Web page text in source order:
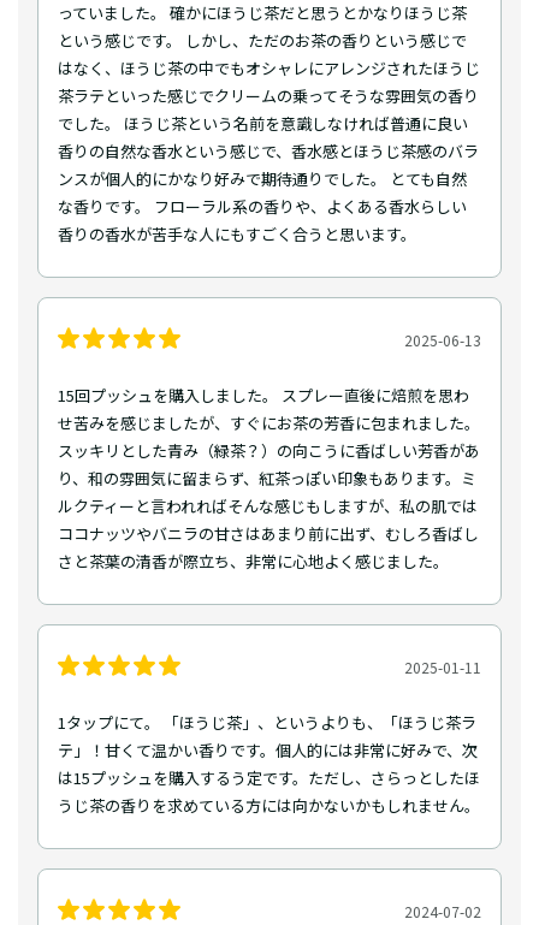
っていました。 確かにほうじ茶だと思うとかなりほうじ茶
という感じです。 しかし、ただのお茶の香りという感じで
はなく、ほうじ茶の中でもオシャレにアレンジされたほうじ
茶ラテといった感じでクリームの乗ってそうな雰囲気の香り
でした。 ほうじ茶という名前を意識しなければ普通に良い
香りの自然な香水という感じで、香水感とほうじ茶感のバラ
ンスが個人的にかなり好みで期待通りでした。 とても自然
な香りです。 フローラル系の香りや、よくある香水らしい
香りの香水が苦手な人にもすごく合うと思います。
2025-06-13
15回プッシュを購入しました。 スプレー直後に焙煎を思わ
せ苦みを感じましたが、すぐにお茶の芳香に包まれました。
スッキリとした青み（緑茶？）の向こうに香ばしい芳香があ
り、和の雰囲気に留まらず、紅茶っぽい印象もあります。ミ
ルクティーと言われればそんな感じもしますが、私の肌では
ココナッツやバニラの甘さはあまり前に出ず、むしろ香ばし
さと茶葉の清香が際立ち、非常に心地よく感じました。
2025-01-11
1タップにて。 「ほうじ茶」、というよりも、「ほうじ茶ラ
テ」！甘くて温かい香りです。個人的には非常に好みで、次
は15プッシュを購入するう定です。ただし、さらっとしたほ
うじ茶の香りを求めている方には向かないかもしれません。
2024-07-02